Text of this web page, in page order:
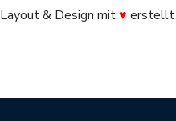
Layout & Design mit♥ erstellt